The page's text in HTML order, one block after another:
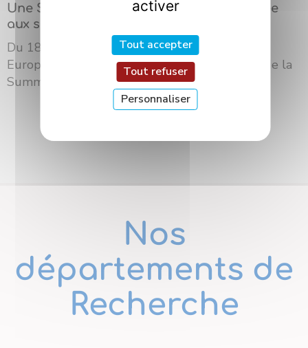
Une Summer School internationale dédiée
aux sciences des saveurs à Dijon
Du 18 au 21 mai 2026, l’Université Bourgogne
Europe a accueilli à Dijon la troisième édition de la
Summer School du ré...
Nos
départements de
Recherche
activer
Tout accepter
Tout refuser
Personnaliser